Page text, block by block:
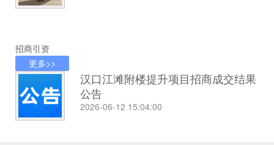
招商引资
更多>>
汉口江滩附楼提升项目招商成交结果
公告
2026-06-12 15:04:00